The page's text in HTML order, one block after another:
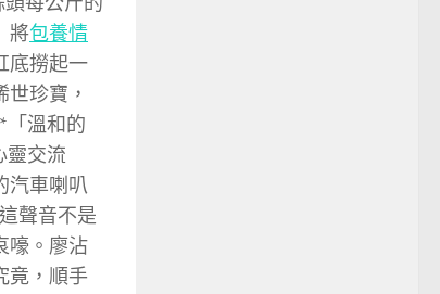
將包養情
底撈起一
珍寶，
「溫和的
靈交流
汽車喇叭
聲音不是
嚎。廖沾
竟，順手